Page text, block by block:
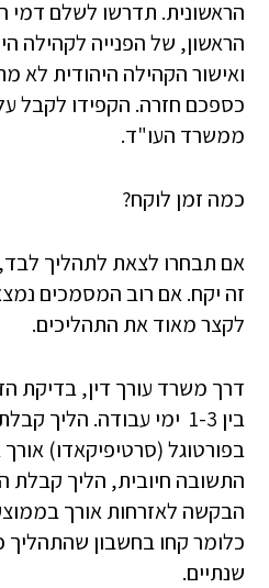
הראשונית. תדרשו לשלם דמי
הראשון, של הפנייה לקהילה
ואישור הקהילה היהודית לא
כספכם חזרה. הקפידו לקבל
ממשרד העו"ד.
כמה זמן לוקח?
אם תבחרו לצאת לתהליך
זה יקח. אם רוב המסמכים
לקצר מאוד את התהליכים.
דרך משרד עורך דין, בדיקת
בין 1-3 ימי עבודה. הליך
בפורטוגל (סרטיפיקאדו)
התשובה חיובית, הליך קבלת
הבקשה לאזרחות אורך
כלומר קחו בחשבון שהתהליך
שנתיים.